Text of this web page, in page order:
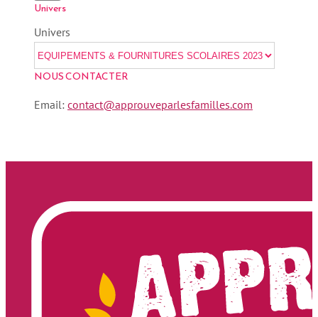
Univers
Univers
NOUS CONTACTER
Email: contact@approuveparlesfamilles.com